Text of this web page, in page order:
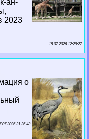
ан-
2023
18 07 2026 12:29:27
о
07 2026 21:26:43